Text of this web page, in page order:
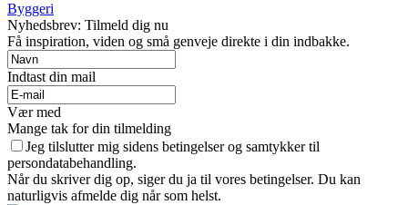
Byggeri
Nyhedsbrev: Tilmeld dig nu
Få inspiration, viden og små genveje direkte i din indbakke.
Indtast din mail
Vær med
Mange tak for din tilmelding
Jeg tilslutter mig sidens betingelser og samtykker til
persondatabehandling.
Når du skriver dig op, siger du ja til vores betingelser. Du kan
naturligvis afmelde dig når som helst.